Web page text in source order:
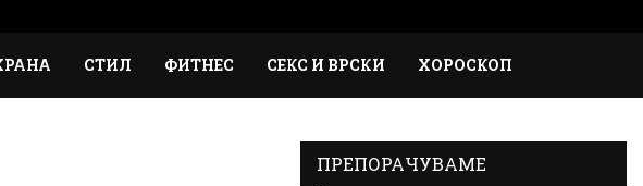
СТИЛ ФИТНЕС СЕКС И ВРСКИ ХОРОСКОП
ПРЕПОРАЧУВАМЕ